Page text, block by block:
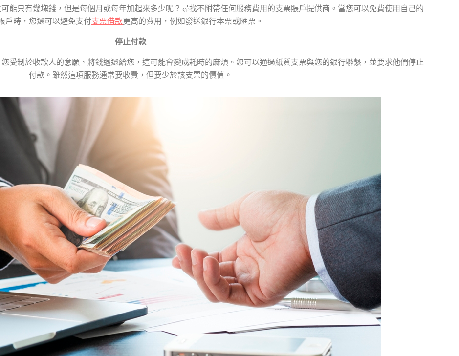
能只有幾塊錢，但是每個月或每年加起來多少呢？尋找不附帶任何服務費用的支票賬戶提供商。當您可以免費使用自己的
戶時，您還可以避免支付支票借款更高的費用，例如發送銀行本票或匯票。
停止付款
受制於收款人的意願，將錢退還給您，這可能會變成耗時的麻煩。您可以通過紙質支票與您的銀行聯繫，並要求他們停止
付款。雖然這項服務通常要收費，但要少於該支票的價值。